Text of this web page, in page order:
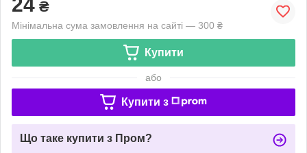
₴
Мінімальна сума замовлення на сайті — 300 ₴
Купити
або
Купити з
Що таке купити з Пром?